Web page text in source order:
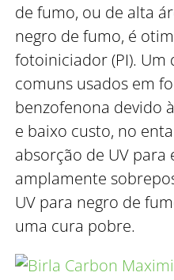
de fumo, ou de alta
negro de fumo, é
fotoiniciador (PI).
comuns usados em
benzofenona devido
e baixo custo, no
absorção de UV para
amplamente
UV para negro de
uma cura pobre.